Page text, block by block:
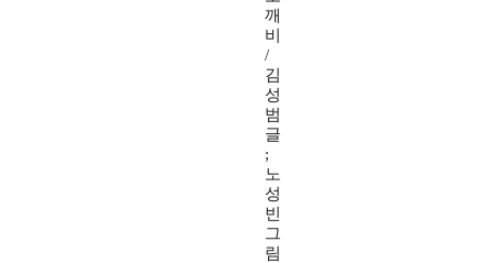
깨
비
/
김
성
범
글
;
노
성
빈
그
림